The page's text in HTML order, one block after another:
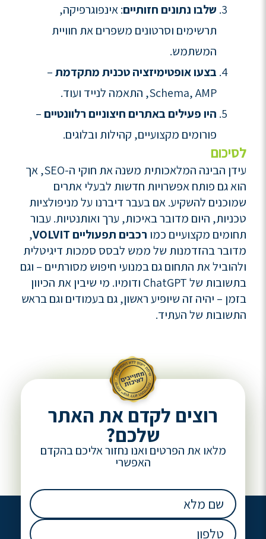
שלבו נתונים חזותיים: אינפוגרפיקה,
תרשימים וסרטונים משפרים את חוויית
המשתמש.
בצעו אופטימיזציה טכנית מתקדמת–
Schema, AMP, התאמה לנייד ועוד.
היו פעילים באתרים חיצוניים רלוונטיים–
פורומים מקצועיים, קהילות ובלוגים.
לסיכום
עידן הבינה המלאכותית משנה את חוקי ה-SEO, אך
הוא גם פותח אפשרויות חדשות לבעלי אתרים
שמוכנים להשקיע. אם בעבר דיברנו על מניפולציות
טכניות, היום מדובר באיכות, ערך ואותנטיות. עבור
תחומים מקצועיים כמו רכבים תפעוליים VOLVIT
,
מדובר בהזדמנות של ממש לבסס סמכות דיגיטלית
ולהוביל את התחום גם במנועי חיפוש מסורתיים – וגם
בתשובות של ChatGPT ודומיו. מי שיבין את הכיוון
בזמן – יהיה זה שיופיע ראשון, גם בעמודים וגם בראש
התשובות של העתיד.
רוצים לקדם את האתר
שלכם?
מלאו את הפרטים ואנו נחזור אליכם בהקדם
האפשרי
שם
מלא
(חובה)
טלפון
(חובה)